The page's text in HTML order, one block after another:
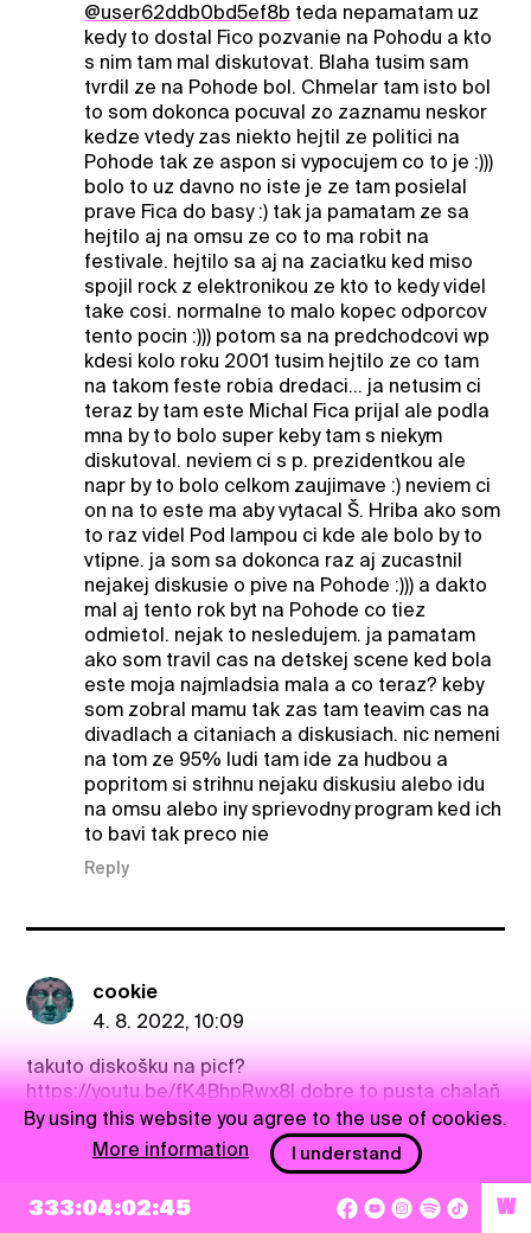
@user62ddb0bd5ef8b teda nepamatam uz
kedy to dostal Fico pozvanie na Pohodu a kto
s nim tam mal diskutovat. Blaha tusim sam
tvrdil ze na Pohode bol. Chmelar tam isto bol
to som dokonca pocuval zo zaznamu neskor
kedze vtedy zas niekto hejtil ze politici na
Pohode tak ze aspon si vypocujem co to je :)))
bolo to uz davno no iste je ze tam posielal
prave Fica do basy :) tak ja pamatam ze sa
hejtilo aj na omsu ze co to ma robit na
festivale. hejtilo sa aj na zaciatku ked miso
spojil rock z elektronikou ze kto to kedy videl
take cosi. normalne to malo kopec odporcov
tento pocin :))) potom sa na predchodcovi wp
kdesi kolo roku 2001 tusim hejtilo ze co tam
na takom feste robia dredaci... ja netusim ci
teraz by tam este Michal Fica prijal ale podla
mna by to bolo super keby tam s niekym
diskutoval. neviem ci s p. prezidentkou ale
napr by to bolo celkom zaujimave :) neviem ci
on na to este ma aby vytacal Š. Hriba ako som
to raz videl Pod lampou ci kde ale bolo by to
vtipne. ja som sa dokonca raz aj zucastnil
nejakej diskusie o pive na Pohode :))) a dakto
mal aj tento rok byt na Pohode co tiez
odmietol. nejak to nesledujem. ja pamatam
ako som travil cas na detskej scene ked bola
este moja najmladsia mala a co teraz? keby
som zobral mamu tak zas tam teavim cas na
divadlach a citaniach a diskusiach. nic nemeni
na tom ze 95% ludi tam ide za hudbou a
popritom si strihnu nejaku diskusiu alebo idu
na omsu alebo iny sprievodny program ked ich
to bavi tak preco nie
Reply
cookie
4. 8. 2022, 10:09
takuto diskošku na picf?
https://youtu.be/fK4BhpRwx8Idobre to pusta chalaň
Reply
cookie
333:04:02:44 W
By using this website you agree to the use of cookies.
More information
I understand